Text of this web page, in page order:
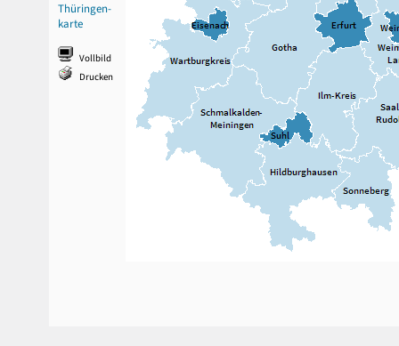
Thüringen-
karte
Vollbild
Drucken